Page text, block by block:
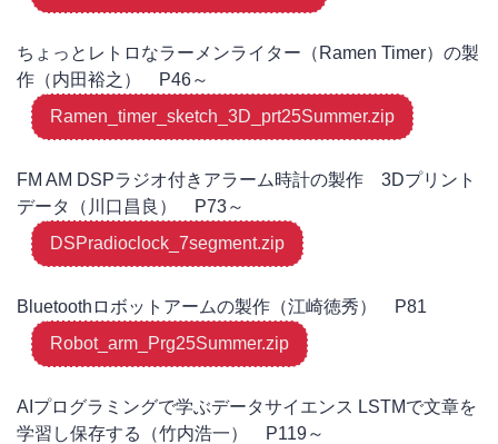
ちょっとレトロなラーメンライター（Ramen Timer）の製
作（内田裕之） P46～
Ramen_timer_sketch_3D_prt25Summer.zip
FM AM DSPラジオ付きアラーム時計の製作 3Dプリント
データ（川口昌良） P73～
DSPradioclock_7segment.zip
Bluetoothロボットアームの製作（江崎徳秀） P81
Robot_arm_Prg25Summer.zip
AIプログラミングで学ぶデータサイエンス LSTMで文章を
学習し保存する（竹内浩一） P119～